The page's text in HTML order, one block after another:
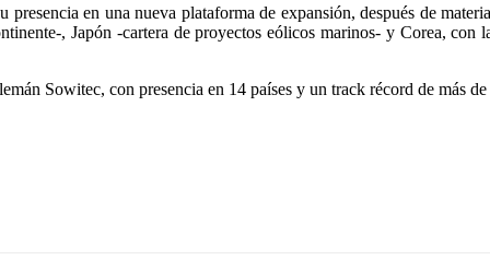
en una nueva plataforma de expansión, después de
, Japón -cartera de proyectos eólicos marinos- y Corea,
Sowitec, con presencia en 14 países y un track récord de más